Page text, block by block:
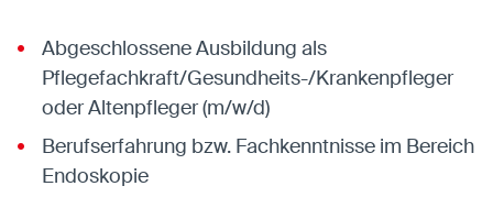
Abgeschlossene Ausbildung als
Pflegefachkraft/Gesundheits-/Krankenpfleger
oder Altenpfleger (m/w/d)
Berufserfahrung bzw. Fachkenntnisse im Bereich
Endoskopie